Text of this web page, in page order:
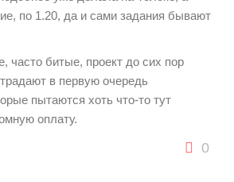
по 1.20, да и сами задания бывают
часто битые, проект до сих пор
в первую очередь
пытаются хоть что-то тут
оплату.
0